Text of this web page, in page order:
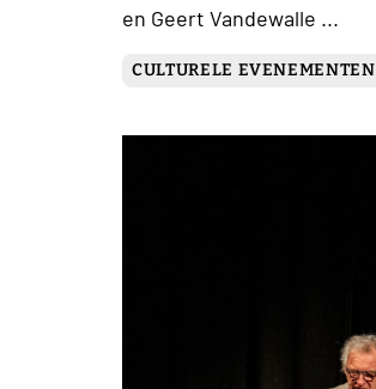
en Geert Vandewalle ...
CULTURELE EVENEMENTEN